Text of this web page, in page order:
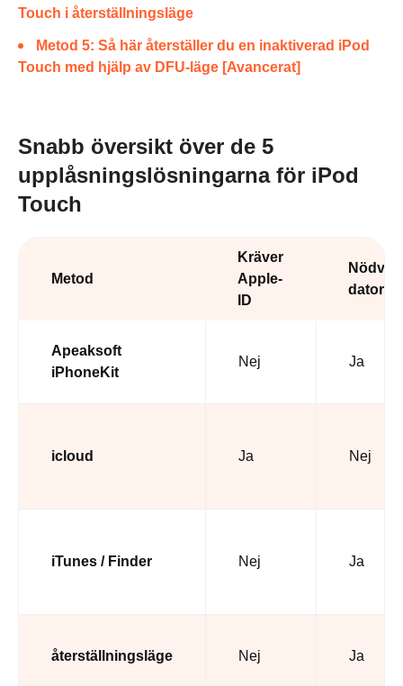
Touch i återställningsläge
Metod 5: Så här återställer du en inaktiverad iPod
Touch med hjälp av DFU-läge [Avancerat]
Snabb översikt över de 5
upplåsningslösningarna för iPod
Touch
Metod
Kräver
Apple-
ID
dator
Apeaksoft
iPhoneKit
Nej Ja
icloud Ja Nej
iTunes / Finder Nej Ja
återställningsläge Nej Ja